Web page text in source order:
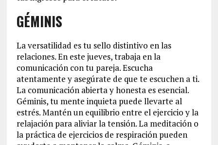
GÉMINIS
La versatilidad es tu sello distintivo en las
relaciones. En este jueves, trabaja en la
comunicación con tu pareja. Escucha
atentamente y asegúrate de que te escuchen a ti.
La comunicación abierta y honesta es esencial.
Géminis, tu mente inquieta puede llevarte al
estrés. Mantén un equilibrio entre el ejercicio y la
relajación para aliviar la tensión. La meditación o
la práctica de ejercicios de respiración pueden